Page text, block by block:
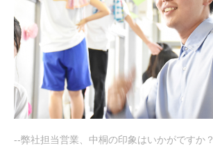
--弊社担当営業、中桐の印象はいかがですか？